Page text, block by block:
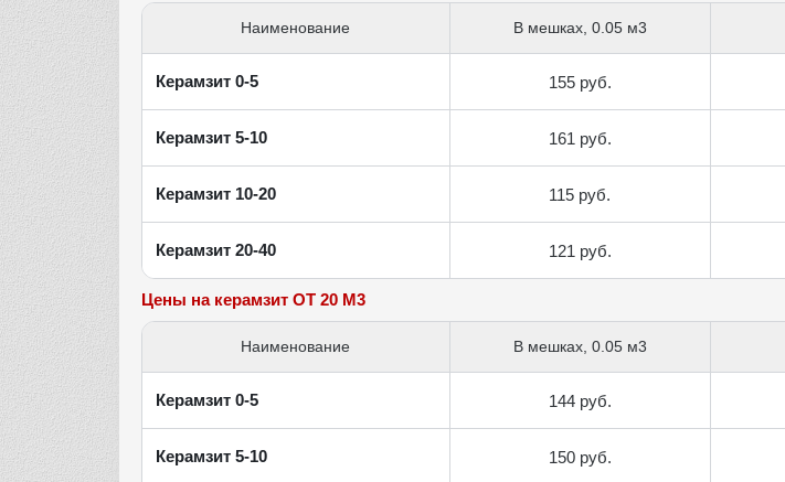
Наименование В мешках, 0.05 м3
Керамзит 0-5 155 руб.
Керамзит 5-10 161 руб.
Керамзит 10-20 115 руб.
Керамзит 20-40 121 руб.
Цены на керамзит ОТ 20 М3
Наименование В мешках, 0.05 м3
Керамзит 0-5 144 руб.
Керамзит 5-10 150 руб.